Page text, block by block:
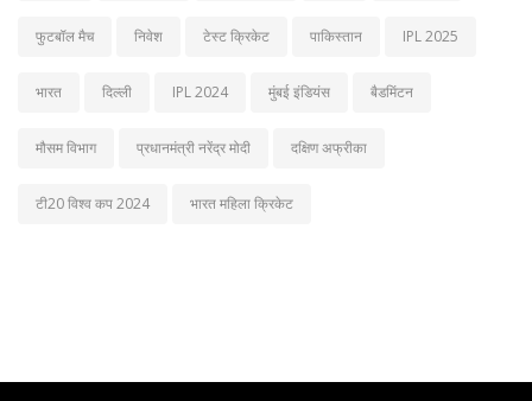
फुटबॉल मैच निवेश टेस्ट क्रिकेट पाकिस्तान IPL 2025
भारत दिल्ली IPL 2024 मुंबई इंडियंस बैडमिंटन
मौसम विभाग प्रधानमंत्री नरेंद्र मोदी दक्षिण अफ्रीका
टी20 विश्व कप 2024 भारत महिला क्रिकेट